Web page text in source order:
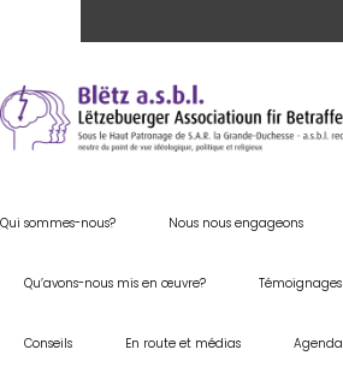
Qui sommes-nous? Nous nous engageons
Qu’avons-nous mis en œuvre? Témoignages
Conseils En route et médias Agenda